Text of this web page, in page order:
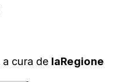
a cura de laRegione